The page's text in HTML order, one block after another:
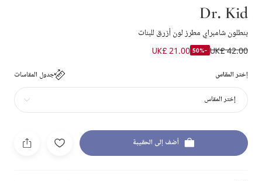
Dr. Kid
بنطلون شامبراي مطرز لون أزرق للبنات
UK£ 42.00
-50%
UK£ 21.00
إختر المقاس جدول المقاسات
إختر المقاس
أضف إلى الحقيبة